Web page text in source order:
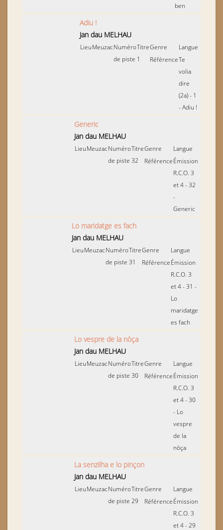
ben
Adiu !
Jan dau MELHAU
LieuMeuzacNuméro
de piste
Titre
1
Genre
Langue
RéférenceTe
volia
dire
(2a) - 1
- Adiu !
Generic
Jan dau MELHAU
LieuMeuzacNuméro
de piste
Titre
32
Genre
Langue
RéférenceÉmission
R.C.O. 3
et 4 - 32
-
Generic
Lo maridatge es fach
Jan dau MELHAU
LieuMeuzacNuméro
de piste
Titre
31
Genre
Langue
RéférenceÉmission
R.C.O. 3
et 4 - 31 -
Lo
maridatge
es fach
Lo vespre de la nòça
Jan dau MELHAU
LieuMeuzacNuméro
de piste
Titre
30
Genre
Langue
RéférenceÉmission
R.C.O. 3
et 4 - 30
- Lo
vespre
de la
nòça
La senzilha e lo pinçon
Jan dau MELHAU
LieuMeuzacNuméro
de piste
Titre
29
Genre
Langue
RéférenceÉmission
R.C.O. 3
et 4 - 29